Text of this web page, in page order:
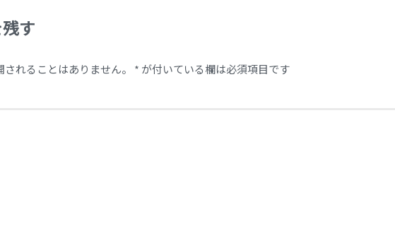
す
れることはありません。 * が付いている欄は必須項目です